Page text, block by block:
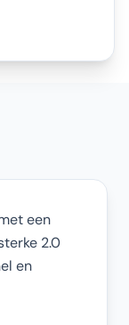
een
2.0
en